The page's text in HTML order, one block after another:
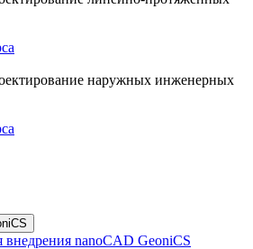
наружных инженерных
nanoCAD GeoniCS